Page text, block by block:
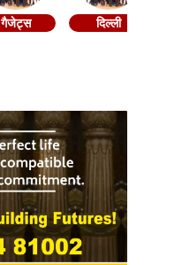
गैजेट्स दिल्ली